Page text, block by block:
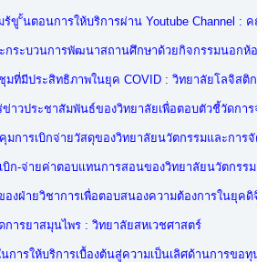
ร้ขู ั้นตอนการให้บริการผ่าน Youtube Channel
กระบวนการพัฒนาสถานศึกษาด้วยกิจกรรมนอกห้
มที่มีประสิทธิภาพในยุค COVID : วิทยาลัยโลจิสติ
ข่าวประชาสัมพันธ์ของวิทยาลัยเพื่อตอบตัวชี้วัดก
มการเบิกจ่ายวัสดุของวิทยาลัยนวัตกรรมและกา
บิก-จ่ายค่าตอบแทนการสอนของวิทยาลัยนวัตกร
องฝ่ายวิชาการเพื่อตอบสนองความต้องการในยุ
การยาสมุนไพร : วิทยาลัยสหเวชศาสตร์
การให้บริการเบื้องต้นสู่ความเป็นเลิศด้านการ